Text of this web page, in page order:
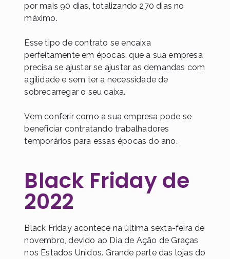
por mais 90 dias, totalizando 270 dias no
máximo.
Esse tipo de contrato se encaixa
perfeitamente em épocas, que a sua empresa
precisa se ajustar se ajustar as demandas com
agilidade e sem ter a necessidade de
sobrecarregar o seu caixa.
Vem conferir como a sua empresa pode se
beneficiar contratando trabalhadores
temporários para essas épocas do ano.
Black Friday de
2022
Black Friday acontece na última sexta-feira de
novembro, devido ao Dia de Ação de Graças
nos Estados Unidos. Grande parte das lojas do